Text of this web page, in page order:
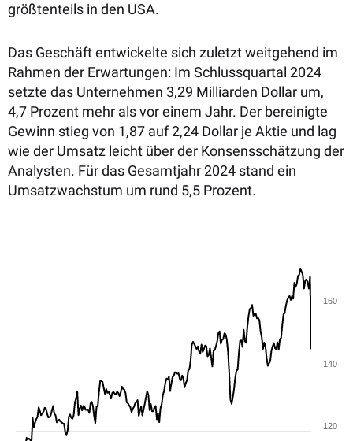
größtenteils in den USA.
Das Geschäft entwickelte sich zuletzt weitgehend im
Rahmen der Erwartungen: Im Schlussquartal 2024
setzte das Unternehmen 3,29 Milliarden Dollar um,
4,7 Prozent mehr als vor einem Jahr. Der bereinigte
Gewinn stieg von 1,87 auf 2,24 Dollar je Aktie und lag
wie der Umsatz leicht über der Konsensschätzung der
Analysten. Für das Gesamtjahr 2024 stand ein
Umsatzwachstum um rund 5,5 Prozent.
120
140
160